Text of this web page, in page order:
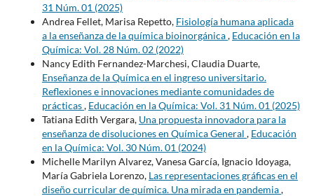
31 Núm. 01 (2025)
Andrea Fellet, Marisa Repetto, Fisiología humana aplicada
a la enseñanza de la química bioinorgánica, Educación en la
Química: Vol. 28 Núm. 02 (2022)
Nancy Edith Fernandez-Marchesi, Claudia Duarte,
Enseñanza de la Química en el ingreso universitario.
Reflexiones e innovaciones mediante comunidades de
prácticas, Educación en la Química: Vol. 31 Núm. 01 (2025)
Tatiana Edith Vergara, Una propuesta innovadora para la
enseñanza de disoluciones en Química General , Educación
en la Química: Vol. 30 Núm. 01 (2024)
Michelle Marilyn Alvarez, Vanesa García, Ignacio Idoyaga,
María Gabriela Lorenzo, Las representaciones gráficas en el
diseño curricular de química. Una mirada en pandemia,